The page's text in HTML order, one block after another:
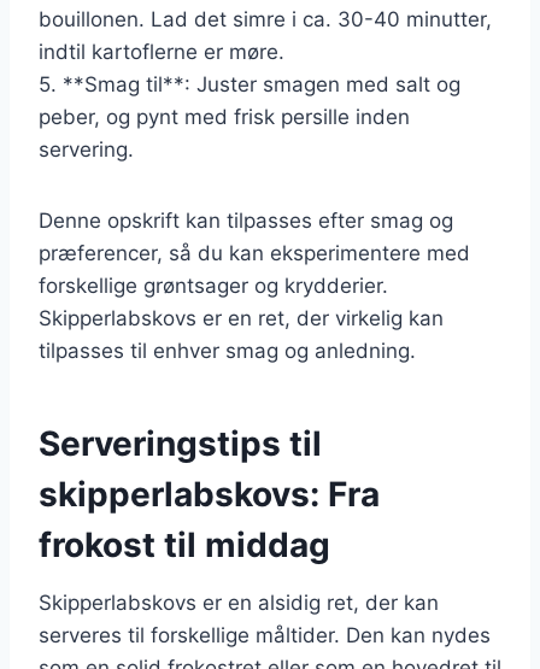
bouillonen. Lad det simre i ca. 30-40 minutter,
indtil kartoflerne er møre.
5. **Smag til**: Juster smagen med salt og
peber, og pynt med frisk persille inden
servering.
Denne opskrift kan tilpasses efter smag og
præferencer, så du kan eksperimentere med
forskellige grøntsager og krydderier.
Skipperlabskovs er en ret, der virkelig kan
tilpasses til enhver smag og anledning.
Serveringstips til
skipperlabskovs: Fra
frokost til middag
Skipperlabskovs er en alsidig ret, der kan
serveres til forskellige måltider. Den kan nydes